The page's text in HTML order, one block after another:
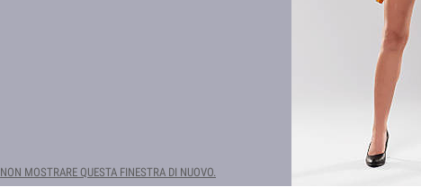
Rilevanza
NON MOSTRARE QUESTA FINESTRA DI NUOVO.